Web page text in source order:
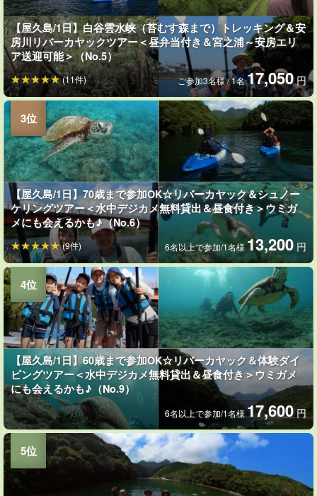
【屋久島/1日】白谷雲水峡（苔むす森まで）トレッキング＆安
房川リバーカヤックツアー＜昼弁当付き＆宮之浦～安房エリ
ア送迎可能＞（No.5）
ご参加3名様 / 1名17,050 円
(11件)
【屋久島/1日】70歳まで参加OK☆リバーカヤック＆シュノー
ケリングツアー＜水中デジカメ無料貸出＆昼食付き＞ウミガ
メにも会えるかも♪（No.6）
6名以上で参加/1名様13,200 円
(9件)
【屋久島/1日】60歳まで参加OK☆リバーカヤック＆体験ダイ
ビングツアー＜水中デジカメ無料貸出＆昼食付き＞ウミガメ
にも会えるかも♪（No.9）
6名以上で参加/1名様17,600 円